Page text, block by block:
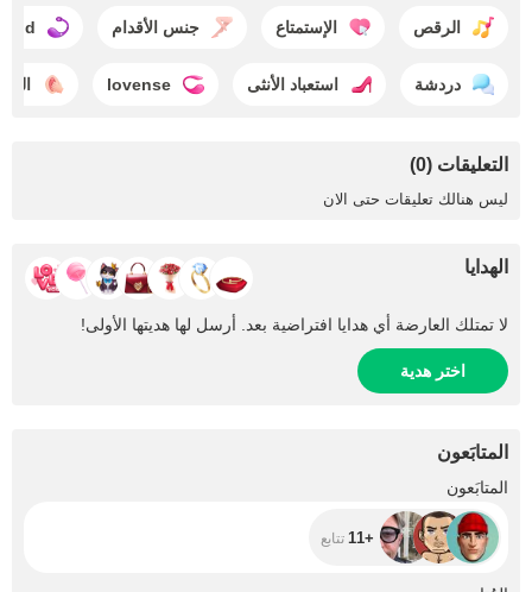
الرقص الإستمتاع جنس الأقدام
دردشة استعباد الأنثى lovense
التعليقات (0)
ليس هنالك تعليقات حتى الان
الهدايا
لا تمتلك العارضة أي هدايا افتراضية بعد. أرسل لها هديتها الأولى!
اختر هدية
المتابَعون
المتابَعون
+11 تتابع